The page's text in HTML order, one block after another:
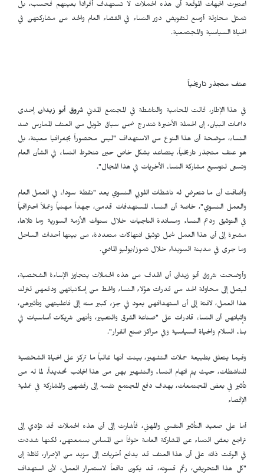
اعتبرت الجهات الموقعة أن هذه الحملات لا تستهدف أفراداً بعينهم فحسب، بل
تمثل محاولة أوسع لتقويض دور النساء في الفضاء العام والحد من مشاركتهن في
الحياة السياسية والمجتمعية.
عنف متجذر تاريخياً
في هذا الإطار، قالت المحامية والناشطة في المجتمع المدني شروق أبو زيدان إحدى
داعمات البيان، إن الحملة الأخيرة تندرج ضمن سياق طويل من العنف الممارس ضد
النساء، موضحة أن هذا النوع من الاستهداف "ليس محصوراً بجغرافيا معينة، بل
هو عنف متجذر تاريخياً، يتصاعد بشكل خاص حين تنخرط النساء في الشأن العام
وتسعى لتوسيع مشاركة النساء الأخريات في هذا المجال".
وأضافت أن ما تتعرض له ناشطات اللوبي النسوي يعد "نقطة سوداء في العمل العام
والعمل النسوي"، خاصة أن النساء المستهدفات قدمن، جهداً مهنياً وعملاً احترافياً
في التوثيق ودعم النساء ومساندة الناجيات خلال سنوات الأزمة السورية وما تلاها،
مشيرة إلى أن هذا العمل شمل توثيق انتهاكات متعددة، من بينها أحداث الساحل
وما جرى في مدينة السويداء خلال تموز/يوليو الماضي.
وأوضحت شروق أبو زيدان أن الهدف من هذه الحملات يتجاوز الإساءة الشخصية،
ليصل إلى محاولة الحد من قدرات هؤلاء النساء والحط من إمكانياتهن ودفعهن لترك
هذا العمل، لافتة إلى أن استهدافهن يعود في جزء كبير منه إلى فاعليتهن وتأثيرهن،
وإثباتهن أن النساء قادرات على "صناعة الفرق والتغيير، وأنهن شريكات أساسيات في
بناء السلام والحياة السياسية وفي مراكز صنع القرار".
وفيما يتعلق بطبيعة حملات التشهير، بينت أنها غالباً ما تركز على الحياة الشخصية
للناشطات، حيث يتم اتهام النساء والتشهير بهن من هذا الجانب تحديداً، لما له من
تأثير في بعض المجتمعات، بهدف دفع المجتمع نفسه إلى رفضهن والمشاركة في عملية
الإقصاء
أما على صعيد التأثير النفسي والمهني، فأشارت إلى أن هذه الحملات قد تؤدي إلى
تراجع بعض النساء عن المشاركة العامة خوفاً من المساس بسمعتهن، لكنها شددت
في الوقت ذاته على أن هذا العنف قد يدفع أخريات إلى مزيد من الإصرار، قائلة إن
"كل هذا التحريض، رغم قسوته، قد يكون دافعاً لاستمرار العمل، لأن استهداف